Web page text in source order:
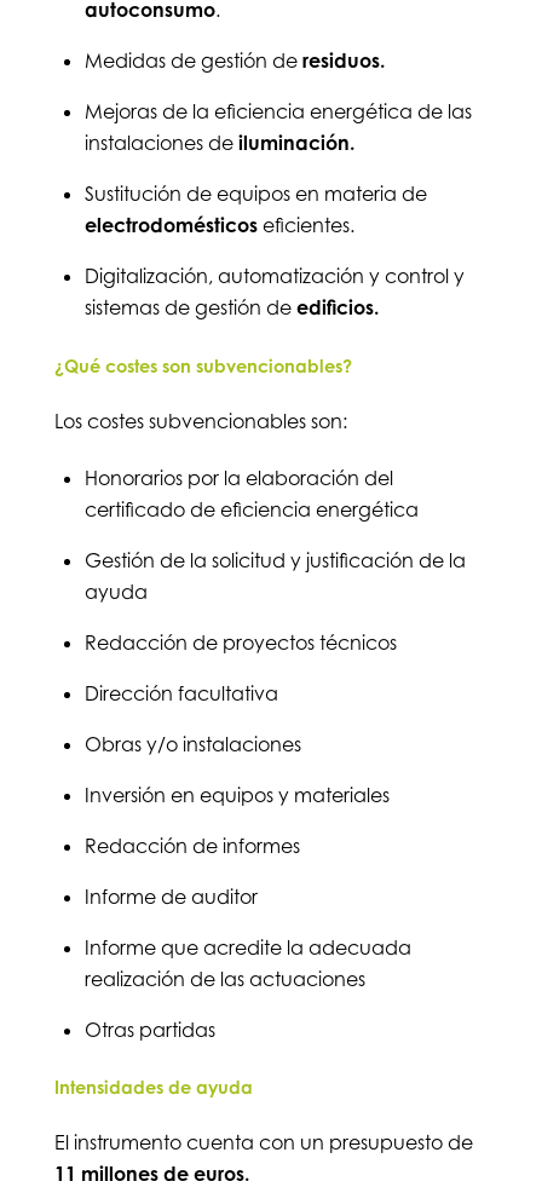
autoconsumo.
Medidas de gestión deresiduos.
Mejoras de la eficiencia energética de las
instalaciones deiluminación.
Sustitución de equipos en materia de
electrodomésticos eficientes.
Digitalización, automatización y control y
sistemas de gestión deedificios.
¿Qué costes son subvencionables?
Los costes subvencionables son:
Honorarios por la elaboración del
certificado de eficiencia energética
Gestión de la solicitud y justificación de la
ayuda
Redacción de proyectos técnicos
Dirección facultativa
Obras y/o instalaciones
Inversión en equipos y materiales
Redacción de informes
Informe de auditor
Informe que acredite la adecuada
realización de las actuaciones
Otras partidas
Intensidades de ayuda
El instrumento cuenta con un presupuesto de
11 millones de euros.